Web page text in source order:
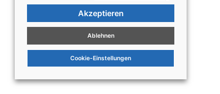
Akzeptieren
Ablehnen
Cookie-Einstellungen